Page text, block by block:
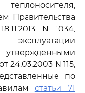
Правительства
N 1034,
утвержденными
24.03.2003 N 115,
по
статьи 71